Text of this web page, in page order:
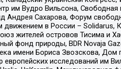
им Вудро Вильсона, Свободная
Андрея Сахарова, Форум
в России – Solidarus,
жителей островов Тисима и
фонд природы, BDR Novaja
имени Бориса Звозскова,
исследований им